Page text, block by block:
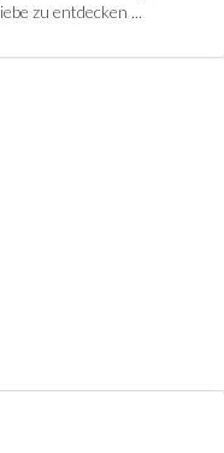
zu entdecken ...